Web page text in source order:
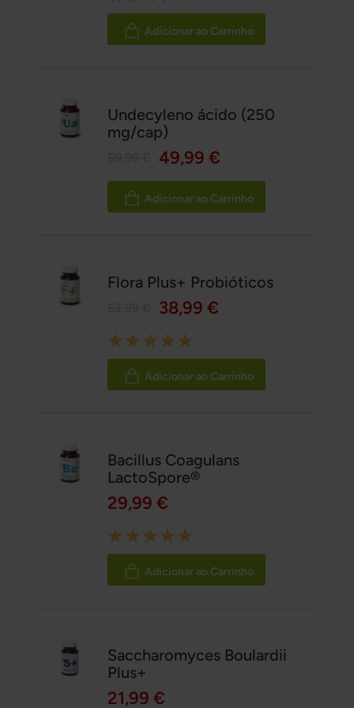
100%
Adicionar ao Carrinho
Undecyleno ácido (250
mg/cap)
49,99 €
Adicionar ao Carrinho
Flora Plus+ Probióticos
38,99 €
Rating:
100%
Adicionar ao Carrinho
Bacillus Coagulans
LactoSpore®
29,99 €
Rating:
100%
Adicionar ao Carrinho
Saccharomyces Boulardii
Plus+
21,99 €